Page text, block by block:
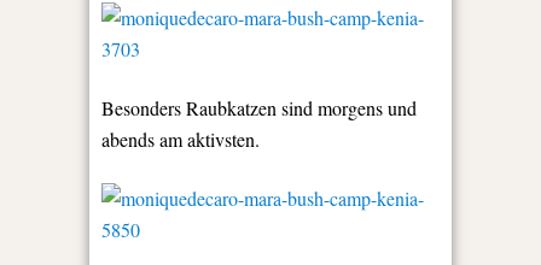
Besonders Raubkatzen sind morgens und
abends am aktivsten.